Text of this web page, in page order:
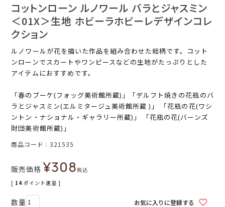
コットンローン ルノワール バラとジャスミン
＜01X＞生地 ホビーラホビーレデザインコレ
クション
ルノワールが花を描いた作品を組み合わせた総柄です。コット
ンローンでスカートやワンピースなどの生地がたっぷりとした
アイテムにおすすめです。
「春のブーケ(フォッグ美術館所蔵)」「デルフト焼きの花瓶のバ
ラとジャスミン(エルミタージュ美術館所蔵 )」 「花瓶の花(ワシ
ントン・ナショナル・ギャラリー所蔵)」 「花瓶の花(バーンズ
財団美術館所蔵)」
商品コード 321535
販売価格 ¥308税込
[ 14 ポイント進呈 ]
お気に入りに登録する